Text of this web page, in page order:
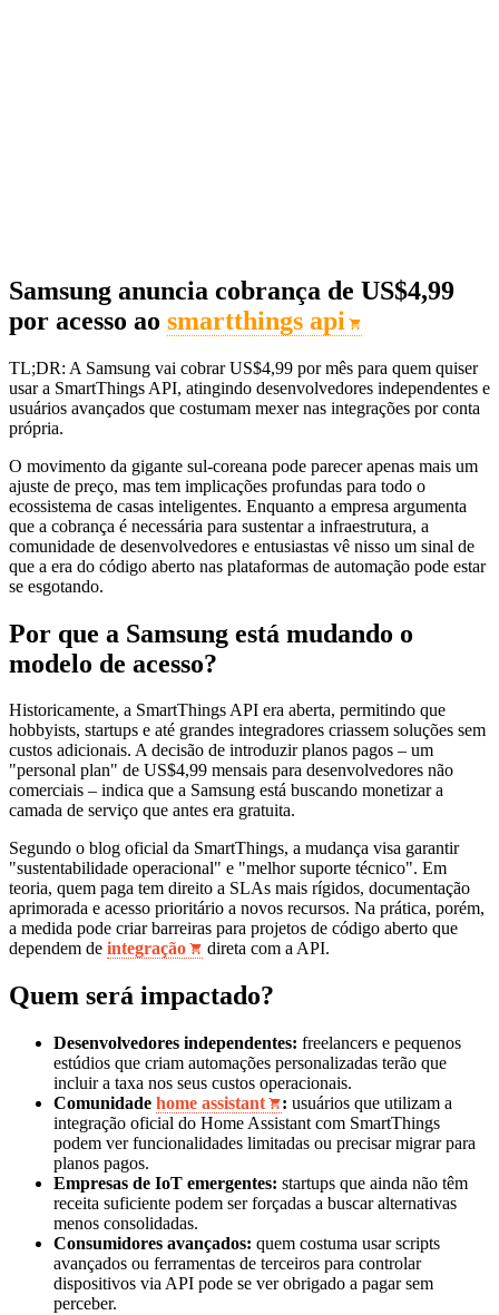
Samsung anuncia cobrança de US$4,99
por acesso ao smartthings api
TL;DR: A Samsung vai cobrar US$4,99 por mês para quem quiser
usar a SmartThings API, atingindo desenvolvedores independentes e
usuários avançados que costumam mexer nas integrações por conta
própria.
O movimento da gigante sul-coreana pode parecer apenas mais um
ajuste de preço, mas tem implicações profundas para todo o
ecossistema de casas inteligentes. Enquanto a empresa argumenta
que a cobrança é necessária para sustentar a infraestrutura, a
comunidade de desenvolvedores e entusiastas vê nisso um sinal de
que a era do código aberto nas plataformas de automação pode estar
se esgotando.
Por que a Samsung está mudando o
modelo de acesso?
Historicamente, a SmartThings API era aberta, permitindo que
hobbyists, startups e até grandes integradores criassem soluções sem
custos adicionais. A decisão de introduzir planos pagos – um
"personal plan" de US$4,99 mensais para desenvolvedores não
comerciais – indica que a Samsung está buscando monetizar a
camada de serviço que antes era gratuita.
Segundo o blog oficial da SmartThings, a mudança visa garantir
"sustentabilidade operacional" e "melhor suporte técnico". Em
teoria, quem paga tem direito a SLAs mais rígidos, documentação
aprimorada e acesso prioritário a novos recursos. Na prática, porém,
a medida pode criar barreiras para projetos de código aberto que
dependem de integração direta com a API.
Quem será impactado?
Desenvolvedores independentes: freelancers e pequenos
estúdios que criam automações personalizadas terão que
incluir a taxa nos seus custos operacionais.
Comunidade home assistant : usuários que utilizam a
integração oficial do Home Assistant com SmartThings
podem ver funcionalidades limitadas ou precisar migrar para
planos pagos.
Empresas de IoT emergentes: startups que ainda não têm
receita suficiente podem ser forçadas a buscar alternativas
menos consolidadas.
Consumidores avançados: quem costuma usar scripts
avançados ou ferramentas de terceiros para controlar
dispositivos via API pode se ver obrigado a pagar sem
perceber.